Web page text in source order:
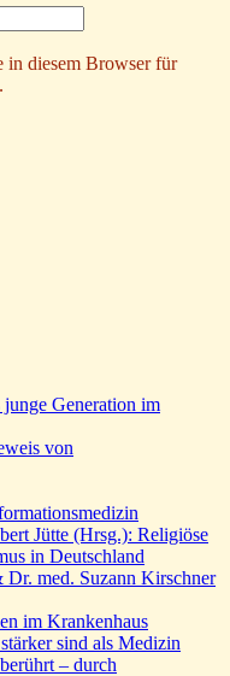
in diesem Browser für
Generation im
von
Jütte (Hrsg.): Religiöse
in Deutschland
Dr. med. Suzann Kirschner
im Krankenhaus
sind als Medizin
– durch